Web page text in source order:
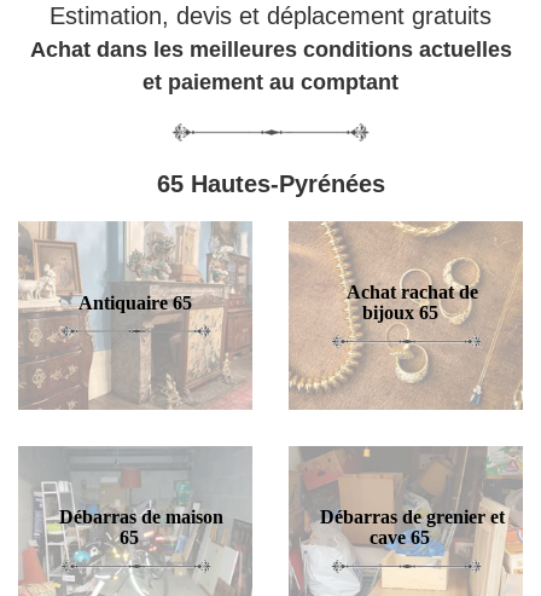
Estimation, devis et déplacement gratuits
Achat dans les meilleures conditions actuelles
et paiement au comptant
65 Hautes-Pyrénées
Antiquaire 65
Achat rachat de
bijoux 65
Débarras de maison
65
Débarras de grenier et
cave 65